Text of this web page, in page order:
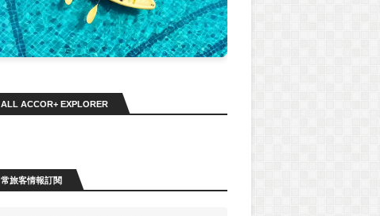
ALL ACCOR+ EXPLORER
常旅客情報訂閱